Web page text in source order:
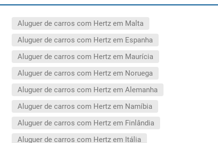
Aluguer de carros com Hertz em Malta
Aluguer de carros com Hertz em Espanha
Aluguer de carros com Hertz em Maurícia
Aluguer de carros com Hertz em Noruega
Aluguer de carros com Hertz em Alemanha
Aluguer de carros com Hertz em Namíbia
Aluguer de carros com Hertz em Finlândia
Aluguer de carros com Hertz em Itália